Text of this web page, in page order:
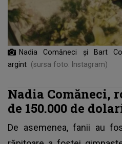
Nadia Comăneci și Bart
argint (sursa foto: Instagram)
Nadia Comăneci,
de 150.000 de
De asemenea, fanii au